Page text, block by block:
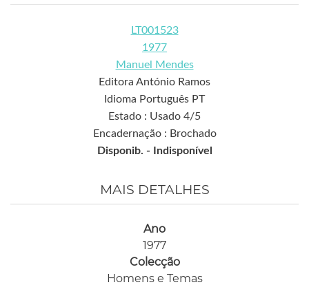
LT001523
1977
Manuel Mendes
Editora António Ramos
Idioma Português PT
Estado : Usado 4/5
Encadernação : Brochado
Disponib. -
Indisponível
MAIS DETALHES
Ano
1977
Colecção
Homens e Temas